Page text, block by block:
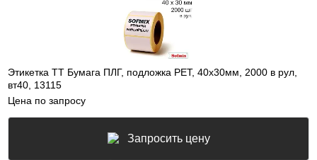
Этикетка ТТ Бумага ПЛГ, подложка РЕТ, 40х30мм, 2000 в рул,
вт40, 13115
Цена по запросу
Запросить цену